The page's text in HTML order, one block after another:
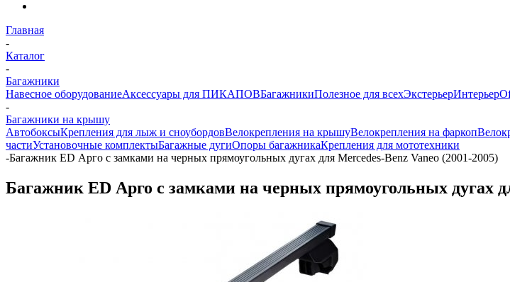
Главная
-
Каталог
-
Багажники
Навесное оборудованиеАксессуары для ПИКАПОВБагажникиПолезное для всехЭкстерьерИнтерьер
-
Багажники на крышу
АвтобоксыКрепления для лыж и сноубордовВелокрепления на крышуВелокрепления на фаркоп
частиУстановочные комплектыБагажные дугиОпоры багажникаКрепления для мототехники
-Багажник ED Арго с замками на черных прямоугольных дугах для Mercedes-Benz Vaneo (2001-2005)
Багажник ED Арго с замками на черных прямоугольных дугах